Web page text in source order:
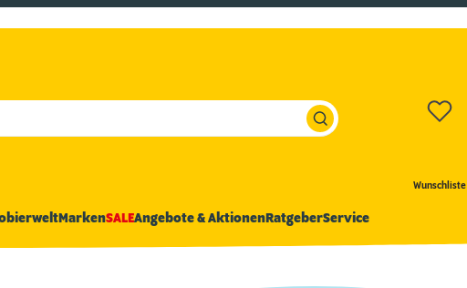
Wunschliste
MarkenSALEAngebote & AktionenRatgeberService